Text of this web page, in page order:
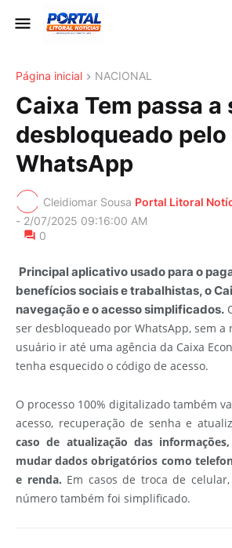
Página inicial NACIONAL
Caixa Tem passa a
desbloqueado pelo
WhatsApp
Cleidiomar Sousa Portal Litoral
- 2/07/2025 09:16:00 AM
0
Principal aplicativo usado para o
benefícios sociais e trabalhistas, o
navegação e o acesso simplificados.
ser desbloqueado por WhatsApp, sem a
usuário ir até uma agência da Caixa
tenha esquecido o código de acesso.
O processo 100% digitalizado também
acesso, recuperação de senha e
caso de atualização das
mudar dados obrigatórios como
e renda. Em casos de troca de
número também foi simplificado.